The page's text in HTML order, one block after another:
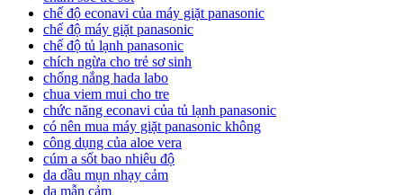
chế độ econavi của máy giặt panasonic
chế độ máy giặt panasonic
chế độ tủ lạnh panasonic
chích ngừa cho trẻ sơ sinh
chống nắng hada labo
chua viem mui cho tre
chức năng econavi của tủ lạnh panasonic
có nên mua máy giặt panasonic không
công dụng của aloe vera
cúm a sốt bao nhiêu độ
da dầu mụn nhạy cảm
da mẫn cảm